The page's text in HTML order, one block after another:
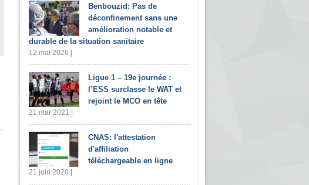
Benbouzid: Pas de
déconfinement sans une
amélioration notable et
durable de la situation sanitaire
12 mai 2020 |
Ligue 1 – 19e journée :
l’ESS surclasse le WAT et
rejoint le MCO en tête
21 mar 2021 |
CNAS: l'attestation
d'affiliation
téléchargeable en ligne
21 juin 2020 |